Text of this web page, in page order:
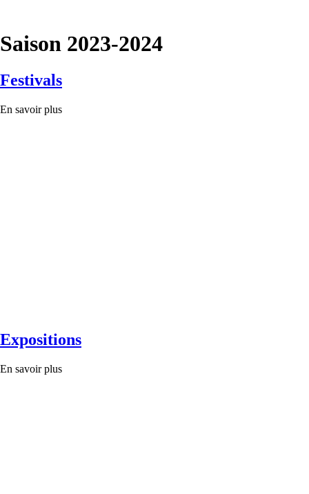
Saison 2023-2024
Festivals
En savoir plus
Expositions
En savoir plus